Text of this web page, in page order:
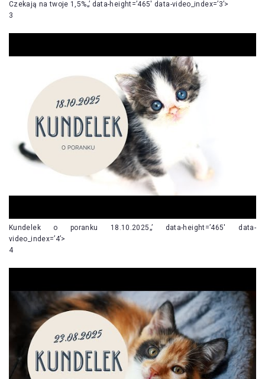
Czekają na twoje 1,5%„’ data-height=’465′ data-video_index=’3’>
3
Kundelek o poranku 18.10.2025„’ data-height=’465′ data-
video_index=’4’>
4